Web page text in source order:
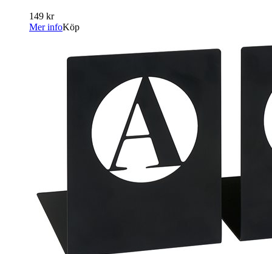
149 kr
Mer infoKöp